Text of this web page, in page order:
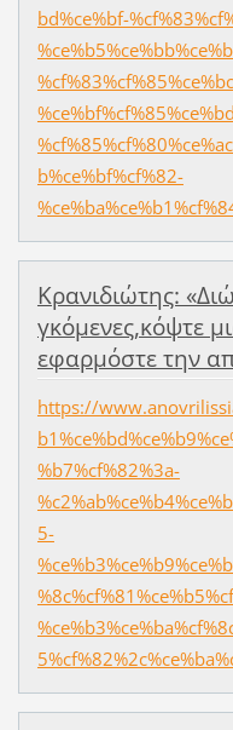
bd%ce%bf-
b%ce%bf%cf%82-
Κρανιδιώτης:
γκόμενες,κόψτε
εφαρμόστε την
https://
%b7%cf%82%3a-
5-